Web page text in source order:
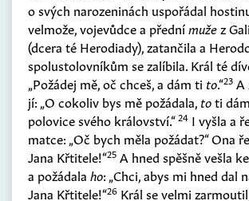
o svých narozeninách uspořádal
velmože, vojevůdce a přednímužez
(dcera té Herodiady), zatančila a
spolustolovníkům se zalíbila. Král té
„Požádej mě, oč chceš, a dám ti to.“23 A
jí: „O cokoliv bys mě požádala, toti
polovice svého království.“24 I vyšla a
matce: „Oč bych měla požádat?“ Ona
Jana Křtitele!“25 A hned spěšně vešla
a požádala ho: „Chci, abys mi hned dal
Jana Křtitele!“26 Král se velmi